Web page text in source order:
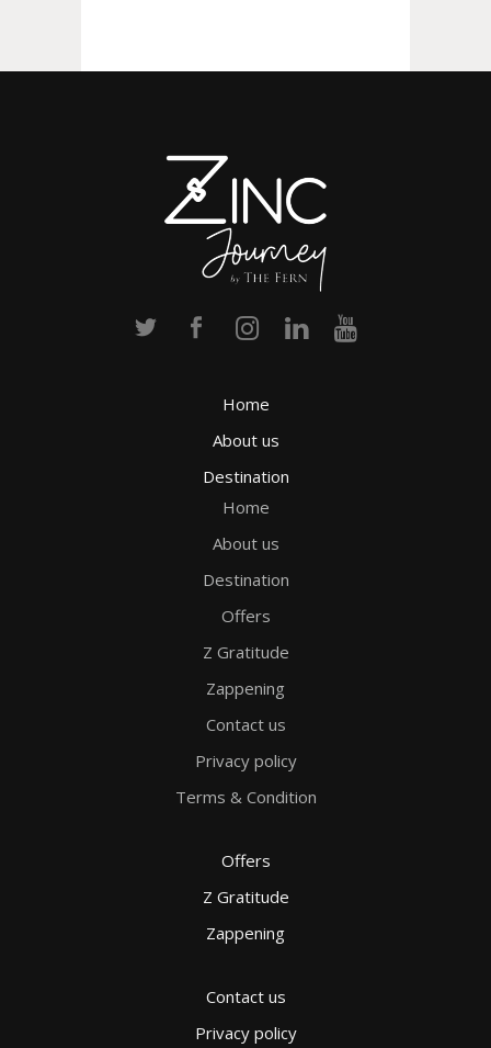
Home
About us
Destination
Home
About us
Destination
Offers
Z Gratitude
Zappening
Contact us
Privacy policy
Terms & Condition
Offers
Z Gratitude
Zappening
Contact us
Privacy policy